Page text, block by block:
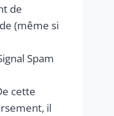
de
(même si
Spam
cette
il